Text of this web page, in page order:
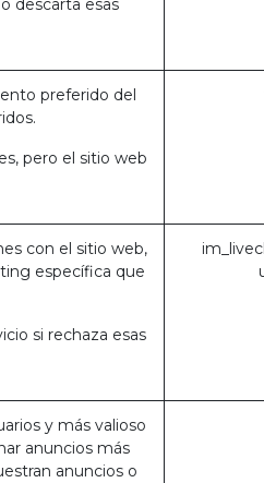
descarta esas
preferido del
pero el sitio web
con el sitio web,
específica que
si rechaza esas
y más valioso
anuncios más
anuncios o